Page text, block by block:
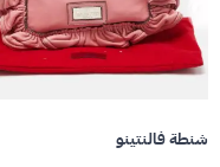
شنطة فالنتينو